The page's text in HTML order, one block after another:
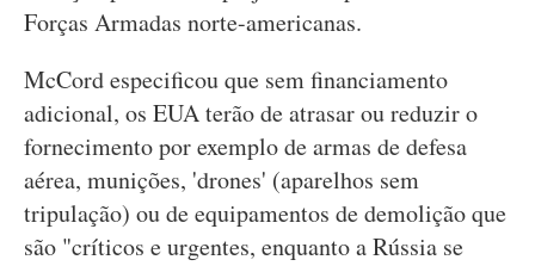
Forças Armadas norte-americanas.
McCord especificou que sem financiamento
adicional, os EUA terão de atrasar ou reduzir o
fornecimento por exemplo de armas de defesa
aérea, munições, 'drones' (aparelhos sem
tripulação) ou de equipamentos de demolição que
são "críticos e urgentes, enquanto a Rússia se